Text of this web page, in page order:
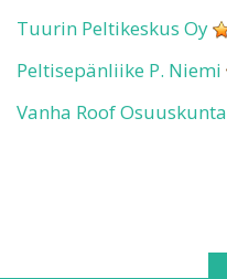
Tuurin Peltikeskus Oy
Peltisepänliike P. Niemi
Vanha Roof Osuuskunta